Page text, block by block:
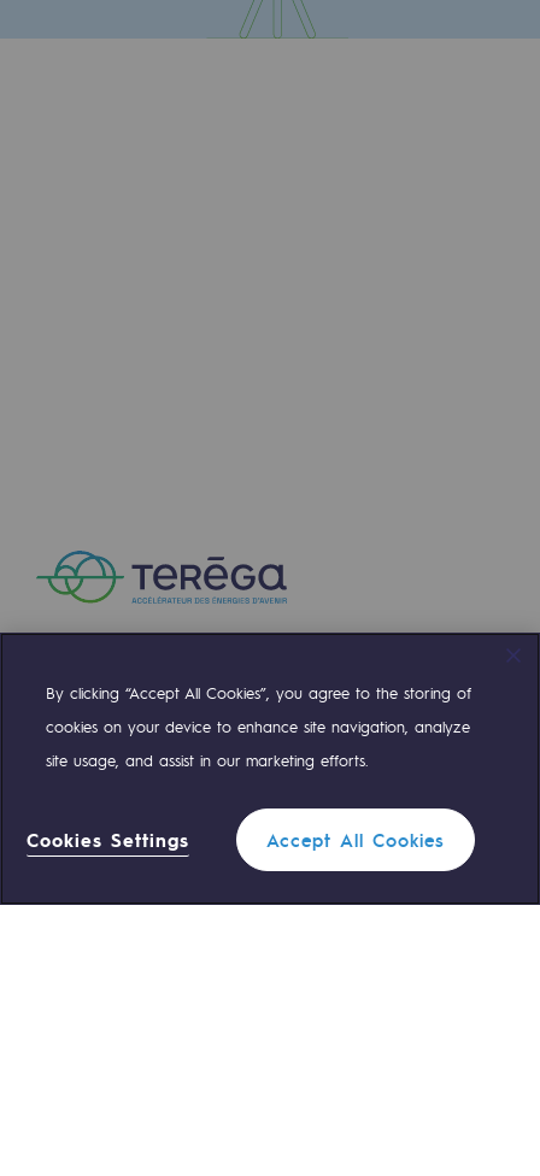
Compte TwitterCompte Facebook
Compte LinkedinCompte Youtube
Standard Teréga 0 559 133 400
By clicking “Accept All Cookies”, you agree to the storing of
cookies on your device to enhance site navigation, analyze
site usage, and assist in our marketing efforts.
Cookies Settings Accept All Cookies